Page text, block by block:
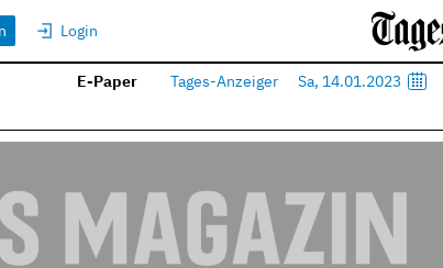
Login
E-Paper Tages-Anzeiger Sa, 14.01.2023